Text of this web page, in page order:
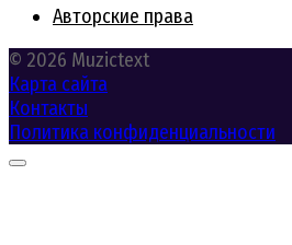
Авторские права
© 2026 Muzictext
Карта сайта
Контакты
Политика конфиденциальности